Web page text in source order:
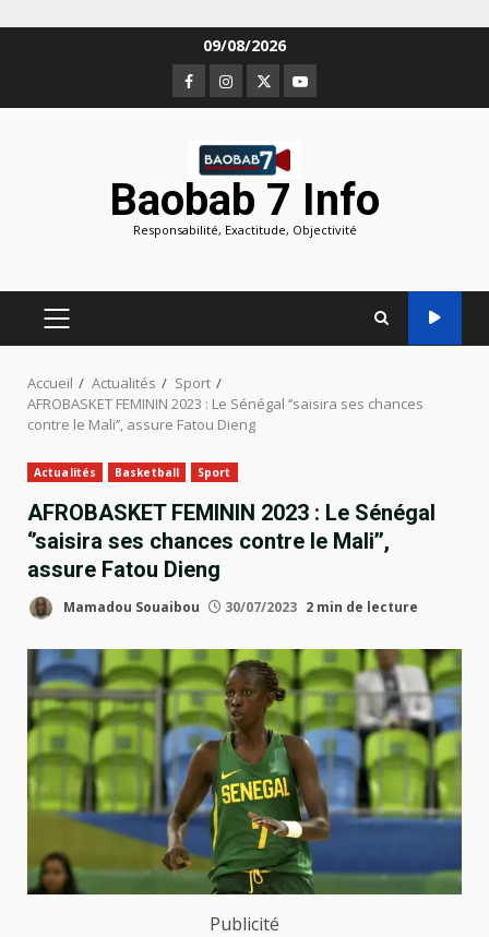
09/08/2026
Facebook
Instagram
TwitterYoutube
Baobab 7 Info
Responsabilité, Exactitude, Objectivité
MENU
PRINCIPAL
Accueil Actualités
Sport
AFROBASKET FEMININ 2023 : Le Sénégal ‘’saisira ses chances
contre le Mali’’, assure Fatou Dieng
Actualités Basketball Sport
AFROBASKET FEMININ 2023 : Le Sénégal
‘’saisira ses chances contre le Mali’’,
assure Fatou Dieng
Mamadou Souaibou 30/07/2023 2 min de lecture
Publicité